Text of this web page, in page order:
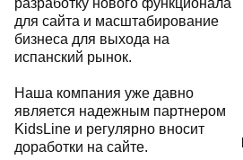
разработку нового функционала
для сайта и масштабирование
бизнеса для выхода на
испанский рынок.
Наша компания уже давно
является надежным партнером
KidsLine и регулярно вносит
доработки на сайте.